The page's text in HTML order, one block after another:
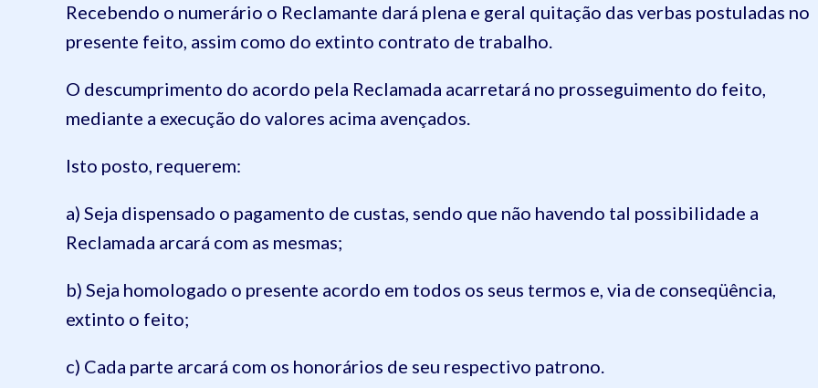
Recebendo o numerário o Reclamante dará plena e geral quitação das verbas postuladas no
presente feito, assim como do extinto contrato de trabalho.
O descumprimento do acordo pela Reclamada acarretará no prosseguimento do feito,
mediante a execução do valores acima avençados.
Isto posto, requerem:
a) Seja dispensado o pagamento de custas, sendo que não havendo tal possibilidade a
Reclamada arcará com as mesmas;
b) Seja homologado o presente acordo em todos os seus termos e, via de conseqüência,
extinto o feito;
c) Cada parte arcará com os honorários de seu respectivo patrono.